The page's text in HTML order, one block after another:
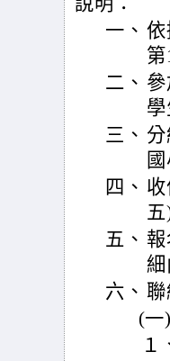
一、
二、
三、
四、
五
五、
細
六、 聯
(一)
１